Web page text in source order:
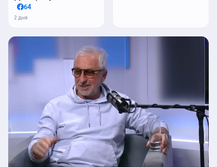
64
2 дня